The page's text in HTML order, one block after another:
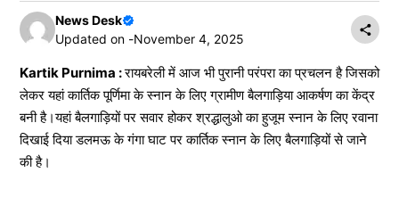
News Desk
Updated on -November 4, 2025
Kartik Purnima :रायबरेली में आज भी पुरानी परंपरा का प्रचलन है जिसको
लेकर यहां कार्तिक पूर्णिमा के स्नान के लिए ग्रामीण बैलगाड़िया आकर्षण का केंद्र
बनी है।यहां बैलगाड़ियों पर सवार होकर श्रद्धालुओ का हुजूम स्नान के लिए रवाना
दिखाई दिया डलमऊ के गंगा घाट पर कार्तिक स्नान के लिए बैलगाड़ियों से जाने
की है।